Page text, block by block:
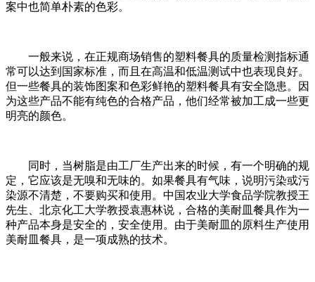
案中也简单朴素的色彩。
一般来说，在正规商场销售的塑料餐具的质量检测指标通
常可以达到国家标准，而且在高温和低温测试中也表现良好。
但一些餐具的装饰图案和色彩鲜艳的塑料餐具有安全隐患。因
为这些产品不能有纯色的合格产品，他们经常被加工成一些更
明亮的颜色。
同时，当树脂是由工厂生产出来的时候，有一个明确的规
定，它应该是无嗅和无味的。如果餐具有气味，说明污染或污
染源不清楚，不要购买和使用。中国农业大学食品学院教授王
先生、北京化工大学教授袁惠林说，合格的美耐皿餐具作为一
种产品本身是安全的，安全使用。由于美耐皿的原料生产使用
美耐皿餐具，是一项成熟的技术。